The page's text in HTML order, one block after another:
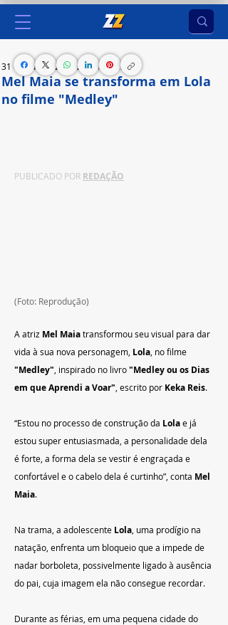
Mel Maia se transforma em Lola
no filme "Medley"
31 de out. de 2024 2 min de leitura
PUBLICADO POR REDAÇÃO
(Foto: Reprodução)
A atriz Mel Maia transformou seu visual para dar
vida à sua nova personagem, Lola , no filme
"Medley" , inspirado no livro "Medley ou os Dias
em que Aprendi a Voar" , escrito por Keka Reis.
“Estou no processo de construção da Lola e já
estou super entusiasmada, a personalidade dela
é forte, a forma dela se vestir é engraçada e
confortável e o cabelo dela é curtinho”, conta Mel
Maia.
Na trama, a adolescente Lola , uma prodígio na
natação, enfrenta um bloqueio que a impede de
nadar borboleta, possivelmente ligado à ausência
do pai, cuja imagem ela não consegue recordar.
Durante as férias, em uma pequena cidade do